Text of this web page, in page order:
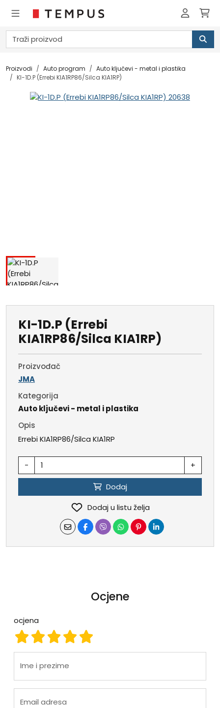
Proizvodi Auto program
Auto ključevi - metal i plastika
KI-1D.P (Errebi KIA1RP86/Silca KIA1RP)
KI-1D.P (Errebi
KIA1RP86/Silca KIA1RP)
Proizvođač
JMA
Kategorija
Auto ključevi - metal i plastika
Opis
Errebi KIA1RP86/Silca KIA1RP
- +
Dodaj
Dodaj u listu želja
Ocjene
ocjena
ocjena 5
ocjena 4
ocjena 3
ocjena 2
ocjena 1
Ime i prezime
Email adresa